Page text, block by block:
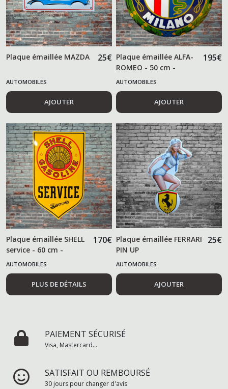
Plaque émaillée MAZDA 25€
AUTOMOBILES
AJOUTER
Plaque émaillée ALFA-
ROMEO - 50 cm -
195€
AUTOMOBILES
AJOUTER
Plaque émaillée SHELL
service - 60 cm -
170€
AUTOMOBILES
PLUS DE DÉTAILS
Plaque émaillée FERRARI
PIN UP
25€
AUTOMOBILES
AJOUTER
PAIEMENT SÉCURISÉ
Visa, Mastercard...
SATISFAIT OU REMBOURSÉ
30 jours pour changer d'avis